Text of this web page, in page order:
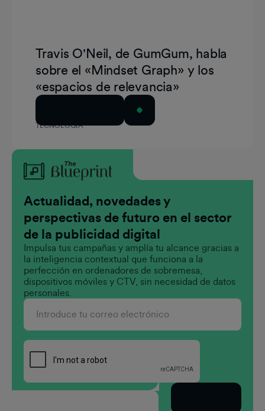
TECNOLOGÍA
Travis O'Neil, de GumGum, habla
sobre el «Mindset Graph» y los
«espacios de relevancia»
Actualidad, novedades y
perspectivas de futuro en el sector
de la publicidad digital
Impulsa tus campañas y amplía tu alcance gracias a
la inteligencia contextual que funciona a la
perfección en ordenadores de sobremesa,
dispositivos móviles y CTV, sin necesidad de datos
personales.